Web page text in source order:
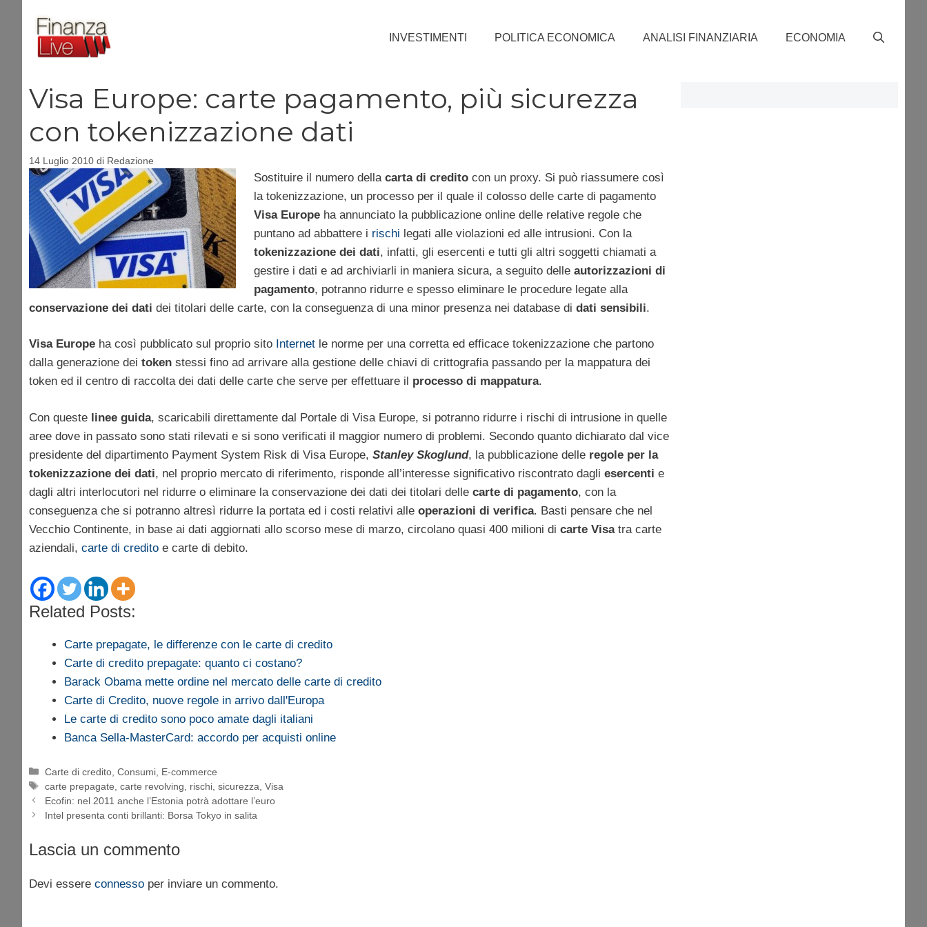
contenuto
INVESTIMENTI POLITICA ECONOMICA ANALISI FINANZIARIA ECONOMIA
Visa Europe: carte pagamento, più sicurezza
con tokenizzazione dati
14 Luglio 2010 di Redazione
Sostituire il numero della carta di creditocon un proxy. Si può riassumere così
la tokenizzazione, un processo per il quale il colosso delle carte di pagamento
Visa Europeha annunciato la pubblicazione online delle relative regole che
puntano ad abbattere i rischi legati alle violazioni ed alle intrusioni. Con la
tokenizzazione dei dati, infatti, gli esercenti e tutti gli altri soggetti chiamati a
gestire i dati e ad archiviarli in maniera sicura, a seguito delle autorizzazioni di
pagamento, potranno ridurre e spesso eliminare le procedure legate alla
conservazione dei dati dei titolari delle carte, con la conseguenza di una minor presenza nei database di dati sensibili.
Visa Europe ha così pubblicato sul proprio sito Internet le norme per una corretta ed efficace tokenizzazione che partono
dalla generazione dei token stessi fino ad arrivare alla gestione delle chiavi di crittografia passando per la mappatura dei
token ed il centro di raccolta dei dati delle carte che serve per effettuare il processo di mappatura.
Con queste linee guida, scaricabili direttamente dal Portale di Visa Europe, si potranno ridurre i rischi di intrusione in quelle
aree dove in passato sono stati rilevati e si sono verificati il maggior numero di problemi. Secondo quanto dichiarato dal vice
presidente del dipartimento Payment System Risk di Visa Europe, Stanley Skoglund, la pubblicazione delle regole per la
tokenizzazione dei dati, nel proprio mercato di riferimento, risponde all’interesse significativo riscontrato dagli esercenti e
dagli altri interlocutori nel ridurre o eliminare la conservazione dei dati dei titolari delle carte di pagamento, con la
conseguenza che si potranno altresì ridurre la portata ed i costi relativi alle operazioni di verifica. Basti pensare che nel
Vecchio Continente, in base ai dati aggiornati allo scorso mese di marzo, circolano quasi 400 milioni di carte Visatra carte
aziendali, carte di credito e carte di debito.
Related Posts:
Carte prepagate, le differenze con le carte di credito
Carte di credito prepagate: quanto ci costano?
Barack Obama mette ordine nel mercato delle carte di credito
Carte di Credito, nuove regole in arrivo dall'Europa
Le carte di credito sono poco amate dagli italiani
Banca Sella-MasterCard: accordo per acquisti online
Categorie
Carte di credito ,Consumi E-commerce
Tag
carte prepagate ,carte revolving rischi ,sicurezza ,Visa
Ecofin: nel 2011 anche l’Estonia potrà adottare l’euro
Intel presenta conti brillanti: Borsa Tokyo in salita
Lascia un commento
Devi essere connesso per inviare un commento.